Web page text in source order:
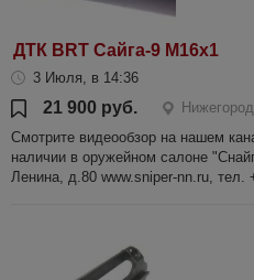
ДТК BRT Сайга-9 M16x1
3 Июля, в 14:36
21 900 руб.
Смотрите видеообзор на нашем
наличии в оружейном салоне
Ленина, д.80 www.sniper-nn.ru, тел.